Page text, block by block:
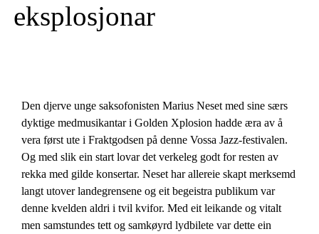
eksplosjonar
Den djerve unge saksofonisten Marius Neset med sine særs
dyktige medmusikantar i Golden Xplosion hadde æra av å
vera først ute i Fraktgodsen på denne Vossa Jazz-festivalen.
Og med slik ein start lovar det verkeleg godt for resten av
rekka med gilde konsertar. Neset har allereie skapt merksemd
langt utover landegrensene og eit begeistra publikum var
denne kvelden aldri i tvil kvifor. Med eit leikande og vitalt
men samstundes tett og samkøyrd lydbilete var dette ein